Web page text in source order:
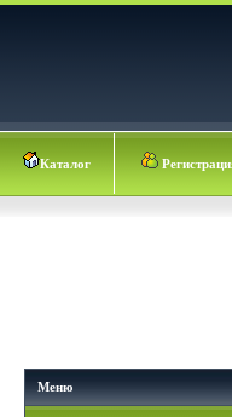
Каталог
Меню